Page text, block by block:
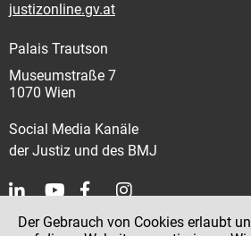
justizonline.gv.at
Palais Trautson
Museumstraße 7
1070 Wien
Social Media Kanäle
der Justiz und des BMJ
Kontakt
Der Gebrauch von Cookies erlaubt